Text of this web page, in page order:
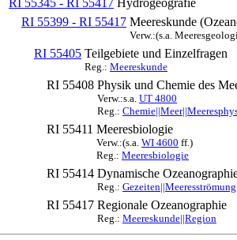
RI 55345 - RI 55417 Hydrogeografie
RI 55399 - RI 55417 Meereskunde
Verw.:(s.a.
RI 55405 Teilgebiete und Einzelfragen
Reg.: Meereskunde
RI 55408 Physik und Chemie des
Verw.:s.a. UT 4800
Reg.:
RI 55411 Meeresbiologie
Verw.:(s.a. WI 4600 ff.)
Reg.: Meeresbiologie
RI 55414 Dynamische
Reg.: Gezeiten||Meeresströmung
RI 55417 Regionale Ozeanographie
Reg.: Meereskunde||Region